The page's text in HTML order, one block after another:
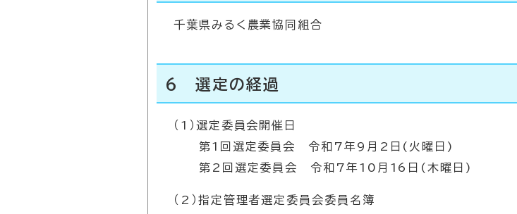
千葉県みるく農業協同組合
6 選定の経過
（1）選定委員会開催日
第1回選定委員会 令和7年9月2日(火曜日)
第2回選定委員会 令和7年10月16日(木曜日)
（2）指定管理者選定委員会委員名簿